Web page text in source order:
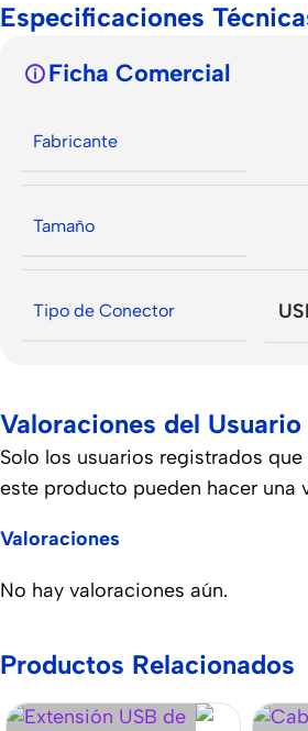
Especificaciones
Ficha Comercial
Fabricante
Tamaño
Tipo de Conector
Valoraciones del Usuario
Valoraciones
No hay valoraciones aún.
Solo los usuarios registrados
este producto pueden hacer una
Productos Relacionados